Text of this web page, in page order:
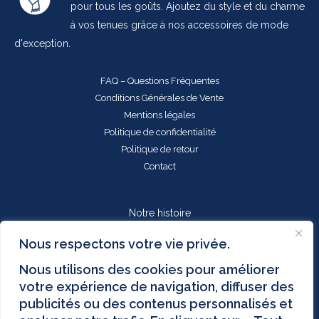
Nous respectons votre vie privée.
Nous utilisons des cookies pour améliorer
votre expérience de navigation, diffuser des
publicités ou des contenus personnalisés et
pour tous les goûts. Ajoutez du style et du charme
à vos tenues grâce à nos accessoires de mode
d'exception.
FAQ – Questions Fréquentes
Conditions Générales de Vente
Mentions légales
Politique de confidentialité
Politique de retour
Contact
Notre histoire
Contactez-nous : contact@boutique-echarpes-foulards.com
SAV disponible du lundi au vendredi 9h - 17h